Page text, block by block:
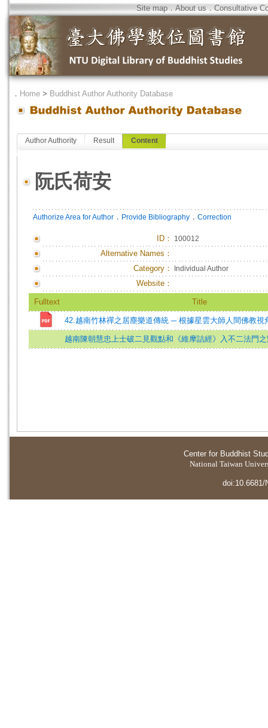
Site map．About us．Consultative
． Home > Buddhist Author Authority Database
Author Authority Result Content
阮氏荷安
Authorize Area for Author ． Provide Bibliography ． Correction
ID ： 100012
Alternative Names：
Category：
Individual Author
Website：
Fulltext Title
42.越南竹林禪之居塵樂道傳統 ─ 根據星雲大師人間佛教視
越南陳朝慧忠上士破二見觀點和《維摩詰經》入不二法門
Center for Buddhist
National Taiwan
doi:10.6681/